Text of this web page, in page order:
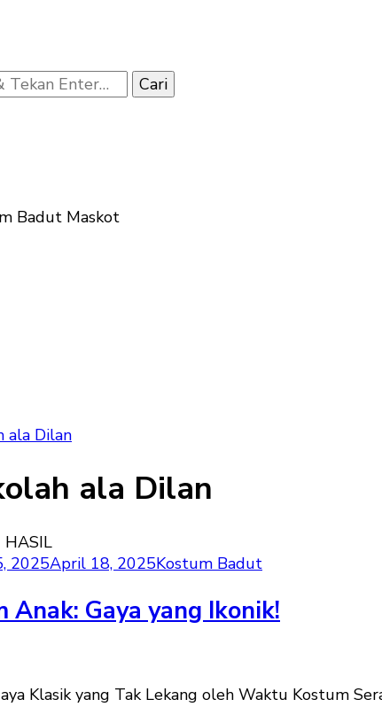
Badut Maskot
ala Dilan
ala Dilan
HASIL
2025April 18, 2025Kostum Badut
Anak: Gaya yang Ikonik!
Klasik yang Tak Lekang oleh Waktu Kostum